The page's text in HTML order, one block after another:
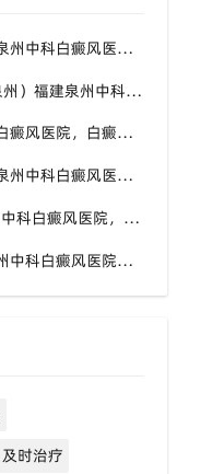
立秋吃什么对白斑友好？「泉州中科白癜风医院」福建白癜风患者饮食不要盲目忌口
“八月末，秋风初至”｜（泉州）福建泉州中科白癜风医院，聊聊白癜风换季防护关键点
【福建夏秋交替】泉州中科白癜风医院，白癜风患者，入秋之后洗澡习惯也要多注意
「换季白斑误区盘点」福建泉州中科白癜风医院，白斑消长多变，科学对待才是正道
“立秋后作息要调整”✨泉州中科白癜风医院，白癜风患者，不良作息会影响皮肤状态
（八月余热仍伤人）福建泉州中科白癜风医院，白癜风外出，依旧要做好硬防晒措施
及时治疗